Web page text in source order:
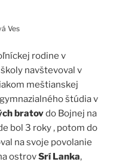
Ves
rodine v
navštevoval v
meštianskej
štúdia v
bratovdo Bojnej na
bol 3 roky , potom do
na svoje povolanie
ostrovSrí Lanka,